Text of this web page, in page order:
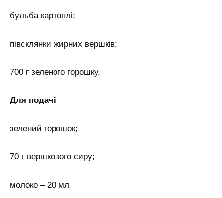
бульба картоплі;
півсклянки жирних вершків;
700 г зеленого горошку.
Для подачі
зелений горошок;
70 г вершкового сиру;
молоко – 20 мл